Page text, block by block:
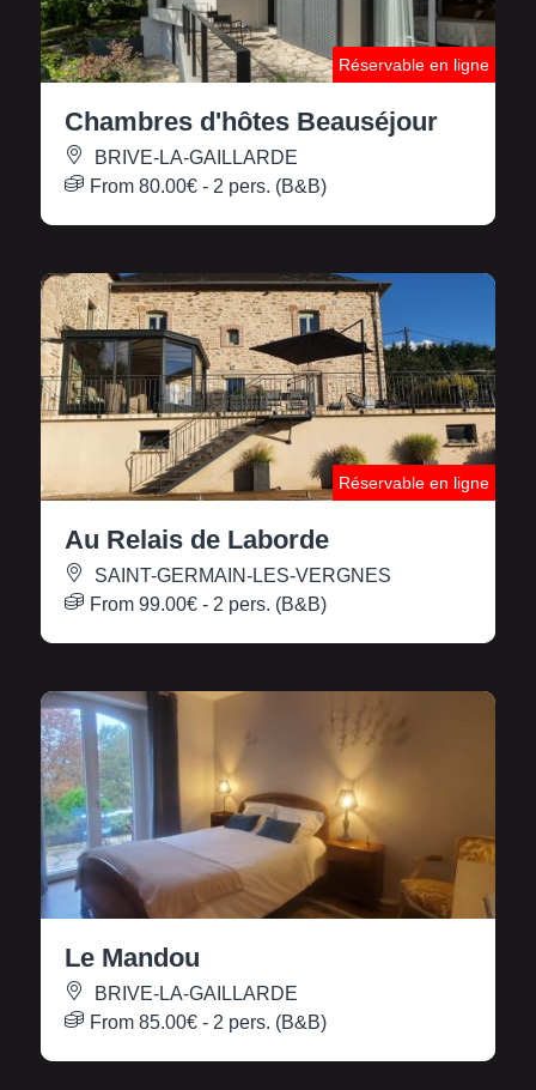
Réservable en ligne
Chambres d'hôtes Beauséjour
BRIVE-LA-GAILLARDE
From 80.00€ - 2 pers. (B&B)
Réservable en ligne
Au Relais de Laborde
SAINT-GERMAIN-LES-VERGNES
From 99.00€ - 2 pers. (B&B)
Le Mandou
BRIVE-LA-GAILLARDE
From 85.00€ - 2 pers. (B&B)